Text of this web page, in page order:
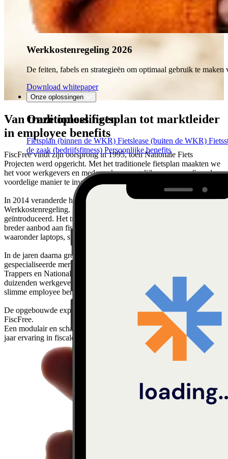
Werkkostenregeling 2026
De feiten, fabels en strategieën om optimaal gebruik te
Download whitepaper
Onze oplossingen
Onze oplossingen
Fietsplan (binnen de WKR) Fietslease (buiten de WKR)
de zaak (bedrijfsfitness) Persoonlijke benefits
Van traditioneel fietsplan tot marktleider
in employee benefits
FiscFree vindt zijn oorsprong in 1995, toen Nationale Fiets
Projecten werd opgericht. Met het traditionele fietsplan maakten we
het voor werkgevers en medewerkers mogelijk om op een fiscaal
voordelige manier te investeren in duurzame mobiliteit.
In 2014 veranderde het fiscale landschap met de invoering van de
Werkkostenregeling. Dit was het moment waarop FiscFree werd
geïntroduceerd. Het traditionele fietsplan maakte plaats voor een
breder aanbod aan fiscaal aantrekkelijke arbeidsvoorwaarden,
waaronder laptops, sportabonnementen en opleidingsmogelijkheden.
In de jaren daarna groeide NFP Groep uit tot een verzameling
gespecialiseerde merken, waaronder FiscFree, NFP Fietslease,
Trappers en Nationale Fiets Projecten. Samen ondersteunden we
duizenden werkgevers bij het vormgeven van moderne, fiscaal
slimme employee benefits.
De opgebouwde expertises zijn samengebracht onder één naam:
FiscFree.
Een modulair en schaalbaar platform dat voortbouwt op ruim dertig
jaar ervaring in fiscale regelingen en mobiliteitsoplossingen.